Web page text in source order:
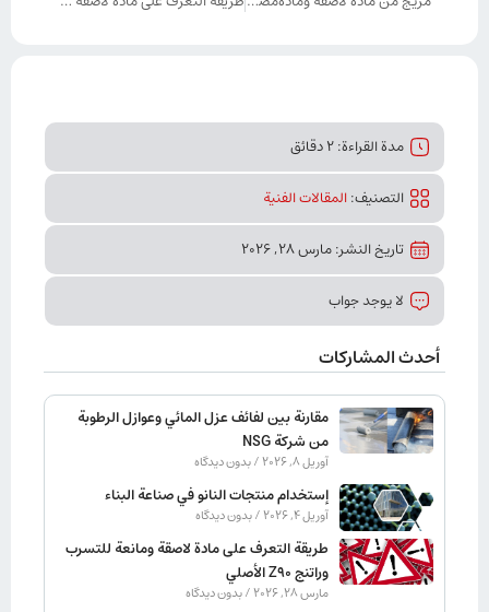
مدة القراءة: 2 دقائق
التصنیف:المقالات الفنیة
تاريخ النشر: مارس 28, 2026
لا يوجد جواب
أحدث المشاركات
مقارنة بين لفائف عزل المائي وعوازل الرطوبة
من شركة NSG
آوریل 8, 2026 بدون دیدگاه
إستخدام منتجات النانو في صناعة البناء
آوریل 4, 2026 بدون دیدگاه
طريقة التعرف على مادة لاصقة ومانعة للتسرب
وراتنج Z90 الأصلي
مارس 28, 2026 بدون دیدگاه